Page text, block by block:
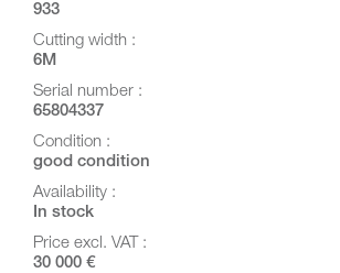
933
Cutting width :
6M
Serial number :
65804337
Condition :
good condition
Availability :
In stock
Price excl. VAT :
30 000 €